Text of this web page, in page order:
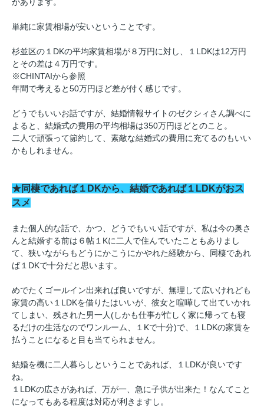
単純に家賃相場が安いということです。
杉並区の１DKの平均家賃相場が８万円に対し、１LDKは12万円
とその差は４万円です。
※CHINTAIから参照
年間で考えると50万円ほど差が付く感じです。
どうでもいいお話ですが、結婚情報サイトのゼクシィさん調べに
よると、結婚式の費用の平均相場は350万円ほどとのこと。
二人で頑張って節約して、素敵な結婚式の費用に充てるのもいい
かもしれません。
★同棲であれば１DKから、結婚であれば１LDKがおス
スメ
また個人的な話で、かつ、どうでもいい話ですが、私は今の奥さ
んと結婚する前は６帖１Kに二人で住んでいたこともありまし
て、狭いながらもどうにかこうにかやれた経験から、同棲であれ
ば１DKで十分だと思います。
めでたくゴールイン出来れば良いですが、無理して広いけれども
家賃の高い１LDKを借りたはいいが、彼女と喧嘩して出ていかれ
てしまい、残された男一人(しかも仕事が忙しく家に帰っても寝
るだけの生活なのでワンルーム、１Kで十分)で、１LDKの家賃を
払うことになると目も当てられません。
結婚を機に二人暮らしということであれば、１LDKが良いです
ね。
１LDKの広さがあれば、万が一、急に子供が出来た！なんてこと
になってもある程度は対応が利きますし。